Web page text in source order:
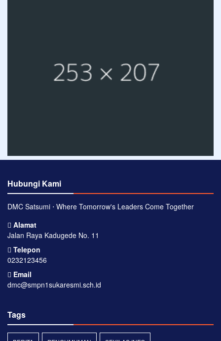
Hubungi Kami
DMC Satsumi ⋅ Where Tomorrow's Leaders Come Together
Alamat
Jalan Raya Kadugede No. 11
Telepon
0232123456
Email
dmc@smpn1sukaresmi.sch.id
Tags